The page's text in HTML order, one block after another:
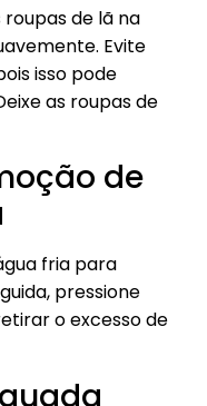
de lã na
Evite
isso pode
as roupas de
de
fria para
pressione
o excesso de